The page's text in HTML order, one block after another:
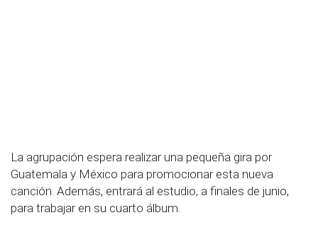
La agrupación espera realizar una pequeña gira por
Guatemala y México para promocionar esta nueva
canción. Además, entrará al estudio, a finales de junio,
para trabajar en su cuarto álbum.